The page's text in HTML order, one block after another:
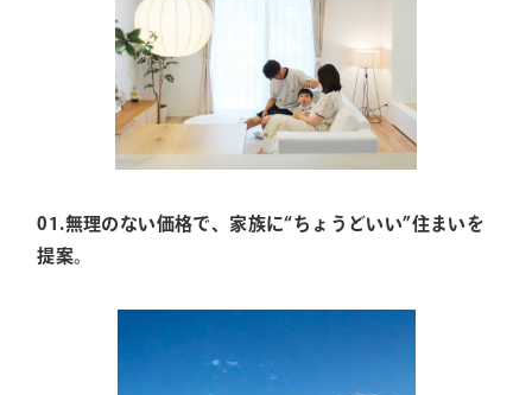
01.無理のない価格で、家族に“ちょうどいい”住まいを
提案。